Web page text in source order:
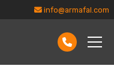
info@armafal.com